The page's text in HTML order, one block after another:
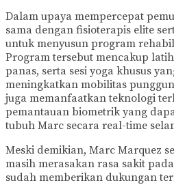
Dalam upaya mempercepat
sama dengan fisioterapis elite
untuk menyusun program
Program tersebut mencakup
panas, serta sesi yoga khusus
meningkatkan mobilitas
juga memanfaatkan teknologi
pemantauan biometrik yang
tubuh Marc secara real-time
Meski demikian, Marc Marquez
masih merasakan rasa sakit
sudah memberikan dukungan